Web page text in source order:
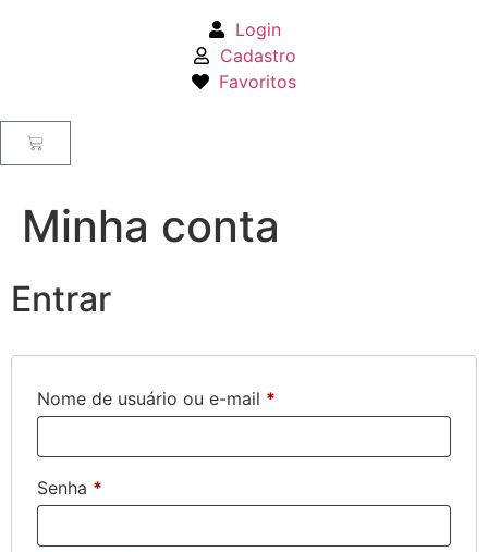
Login
Cadastro
Favoritos
Minha conta
Entrar
Nome de usuário ou e-mail *
Senha *